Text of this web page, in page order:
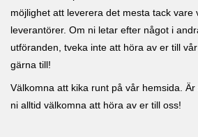
möjlighet att leverera det mesta tack vare
leverantörer. Om ni letar efter något i
utföranden, tveka inte att höra av er till vår
gärna till!
Välkomna att kika runt på vår hemsida.
ni alltid välkomna att höra av er till oss!